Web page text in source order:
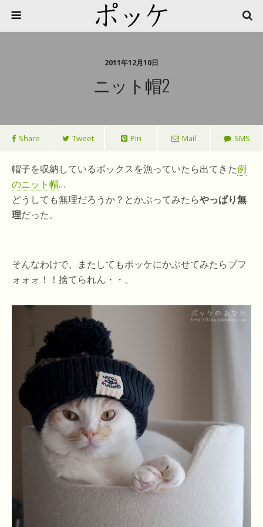
2011年12月10日
ニット帽2
Share Tweet Pin Mail SMS
帽子を収納しているボックスを漁っていたら出てきた例
のニット帽…
どうしても無理だろうか？とかぶってみたらやっぱり無
理だった。
そんなわけで、またしてもポッケにかぶせてみたらブフ
ォォォ！！捨てられん・・。